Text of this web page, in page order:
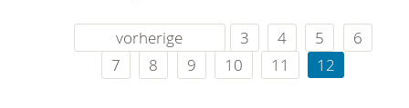
vorherige 3 4 5
6
7
8 9 10 11 12